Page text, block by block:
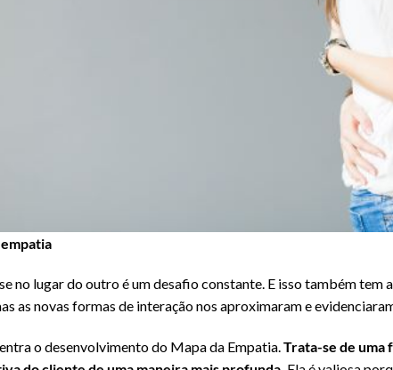
no lugar do outro é um desafio constante. E isso também tem
as novas formas de interação nos aproximaram e
entra o desenvolvimento do Mapa da Empatia.Trata-se de